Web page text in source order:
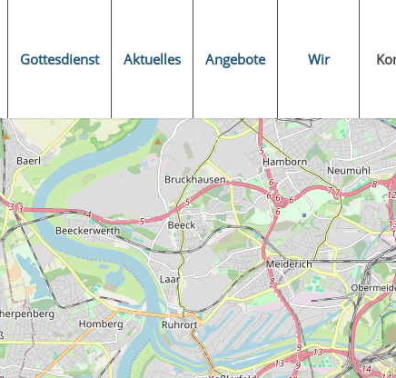
Gottesdienst Aktuelles Angebote Wir